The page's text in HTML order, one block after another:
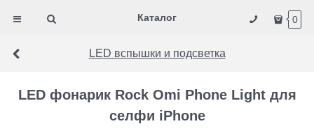
Каталог 0
LED вспышки и подсветка
LED фонарик Rock Omi Phone Light для
селфи iPhone